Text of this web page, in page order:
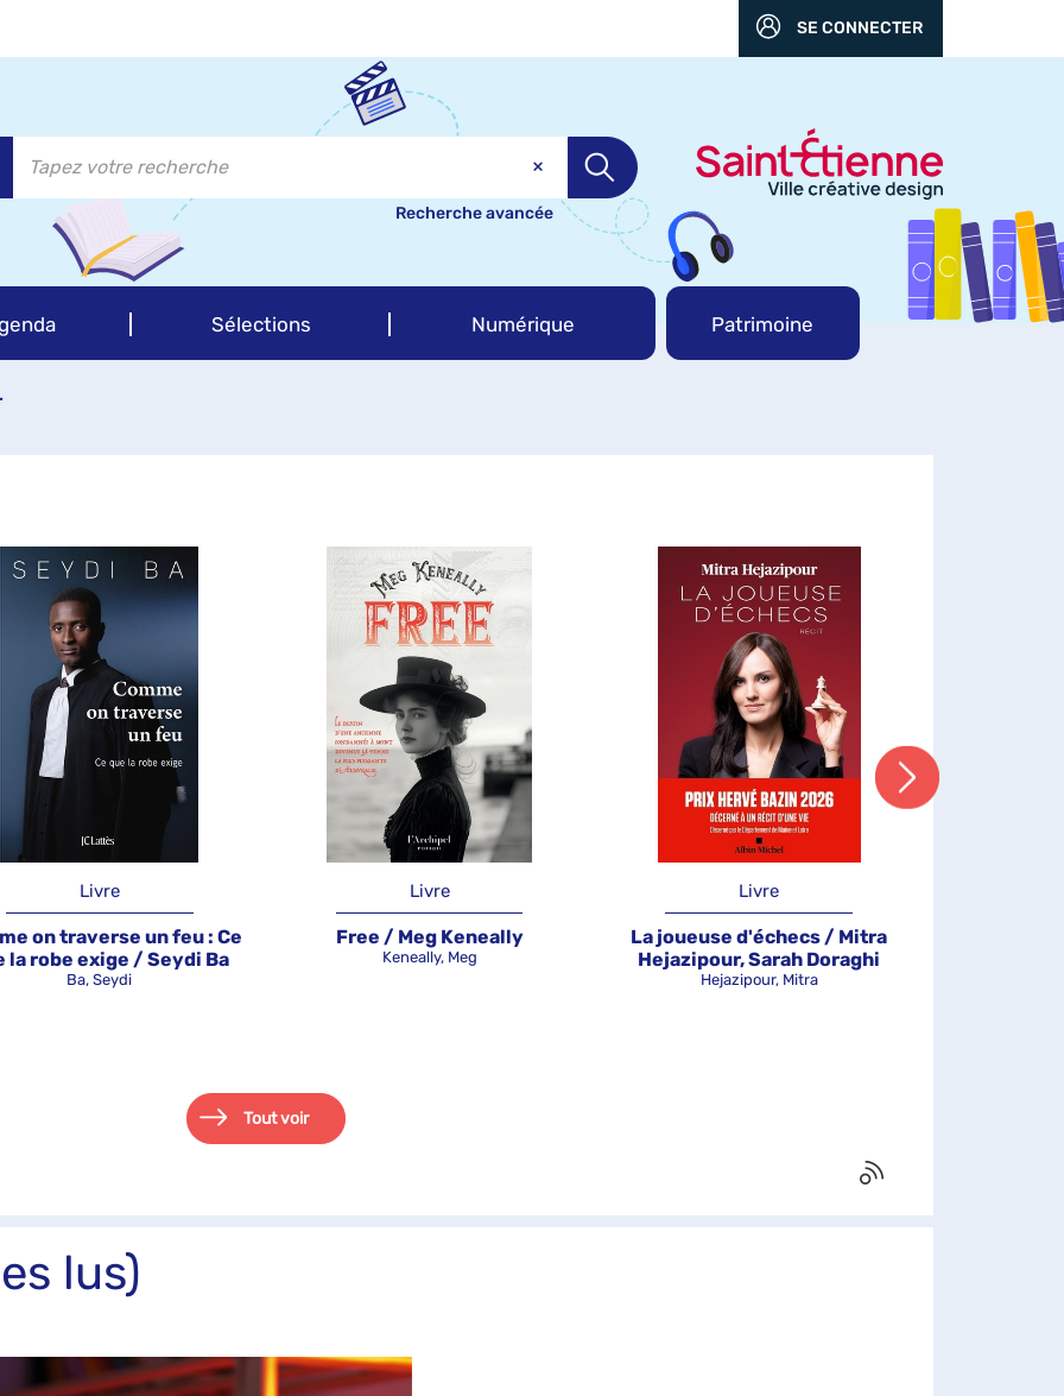
SE CONNECTER
Recherche avancée
Sélections Numérique Patrimoine
Livre
on traverse un feu : Ce
la robe exige / Seydi Ba
Ba, Seydi
Livre
Free / Meg Keneally
Keneally, Meg
Livre
La joueuse d'échecs / Mitra
Hejazipour, Sarah Doraghi
Hejazipour, Mitra
Tout voir
lus)